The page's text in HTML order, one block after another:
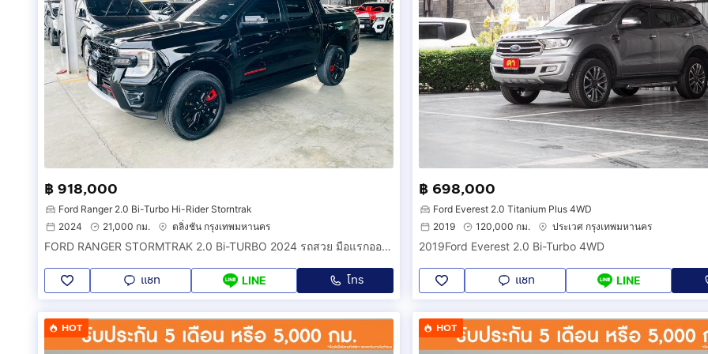
฿ 918,000
Ford Ranger 2.0 Bi-Turbo Hi-Rider Storntrak
2024
21,000 กม. ตลิ่งชัน กรุงเทพมหานคร
FORD RANGER STORMTRAK 2.0 Bi-TURBO 2024 รถสวย มือแรกออกห้าง สภาพป้ายแดง ไมล์น้อย 2 หมื่น รับประกันตัวถังสวย
แชท LINE โทร
฿ 698,000
Ford Everest 2.0 Titanium Plus 4WD
2019
120,000 กม. ประเวศ กรุงเทพมหานคร
2019Ford Everest 2.0 Bi-Turbo 4WD
แชท LINE
HOT HOT